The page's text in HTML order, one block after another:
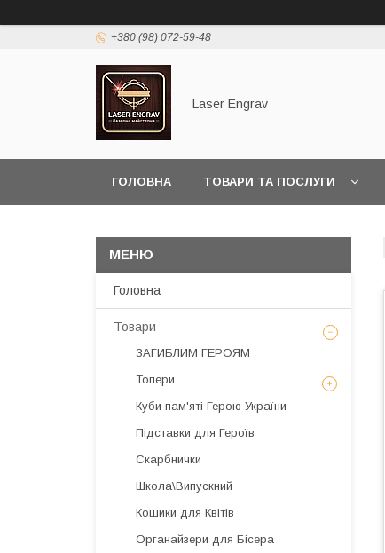
+380 (98) 072-59-48
Laser Engrav
ГОЛОВНА ТОВАРИ ТА ПОСЛУГИ
Головна
Товари
ЗАГИБЛИМ ГЕРОЯМ
Топери
Куби пам'яті Герою України
Підставки для Героїв
Скарбнички
Школа\Випускний
Кошики для Квітів
Органайзери для Бісера